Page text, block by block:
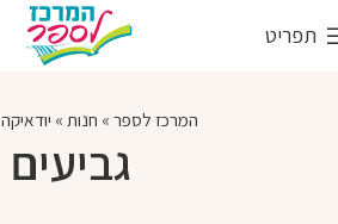
תפריט
המרכז לספר » חנות » יודאיקה
גביעים